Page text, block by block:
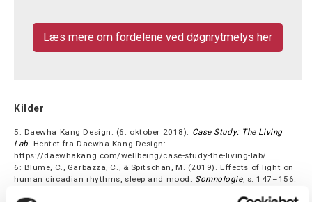
Læs mere om fordelene ved døgnrytmelys her
Kilder
5: Daewha Kang Design. (6. oktober 2018). Case Study: The Living
Lab. Hentet fra Daewha Kang Design:
https://daewhakang.com/wellbeing/case-study-the-living-lab/
6: Blume, C., Garbazza, C., & Spitschan, M. (2019). Effects of light on
human circadian rhythms, sleep and mood. Somnologie, s. 147–156.